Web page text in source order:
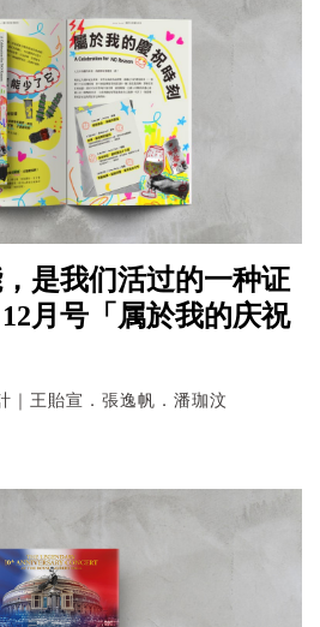
是我们活过的一种证
月号「属於我的庆祝
｜王貽宣．張逸帆．潘珈汶